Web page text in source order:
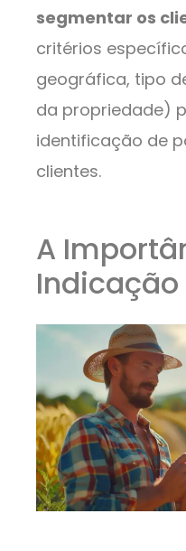
segmentar os
critérios
geográfica, tipo
da propriedade)
identificação de
clientes.
A
Indicação